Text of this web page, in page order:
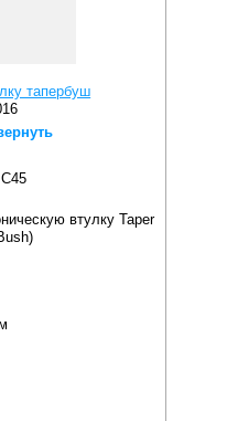
тапербуш
втулку Taper